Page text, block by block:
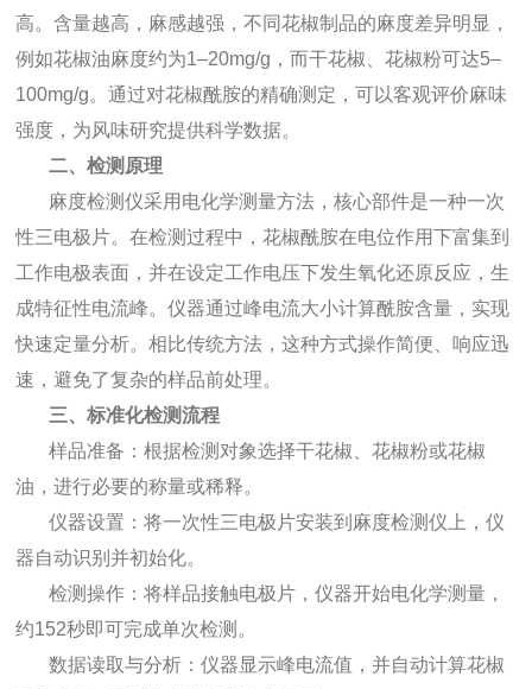
高。含量越高，麻感越强，不同花椒制品的麻度差异明显，
例如花椒油麻度约为1–20mg/g，而干花椒、花椒粉可达5–
100mg/g。通过对花椒酰胺的精确测定，可以客观评价麻味
强度，为风味研究提供科学数据。
二、检测原理
麻度检测仪采用电化学测量方法，核心部件是一种一次
性三电极片。在检测过程中，花椒酰胺在电位作用下富集到
工作电极表面，并在设定工作电压下发生氧化还原反应，生
成特征性电流峰。仪器通过峰电流大小计算酰胺含量，实现
快速定量分析。相比传统方法，这种方式操作简便、响应迅
速，避免了复杂的样品前处理。
三、标准化检测流程
样品准备：根据检测对象选择干花椒、花椒粉或花椒
油，进行必要的称量或稀释。
仪器设置：将一次性三电极片安装到麻度检测仪上，仪
器自动识别并初始化。
检测操作：将样品接触电极片，仪器开始电化学测量，
约152秒即可完成单次检测。
数据读取与分析：仪器显示峰电流值，并自动计算花椒